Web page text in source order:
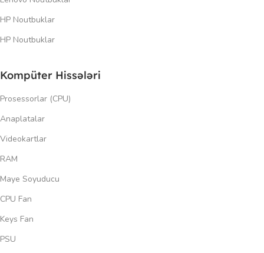
HP Noutbuklar
HP Noutbuklar
Kompüter Hissələri
Prosessorlar (CPU)
Anaplatalar
Videokartlar
RAM
Maye Soyuducu
CPU Fan
Keys Fan
PSU